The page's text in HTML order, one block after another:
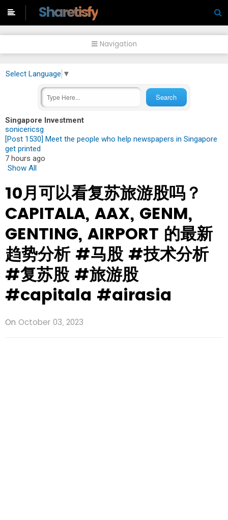
Sharetisfy
Navigation
Select Language ▼
Singapore Investment
sonicericsg
[Post 1530] Meet the people who help newspapers in Singapore
get printed
7 hours ago
Show All
10月可以看复苏旅游股吗？
CAPITALA, AAX, GENM,
GENTING, AIRPORT 的最新
趋势分析 #马股 #技术分析
#复苏股 #旅游股
#capitala #airasia
On October 03, 2023